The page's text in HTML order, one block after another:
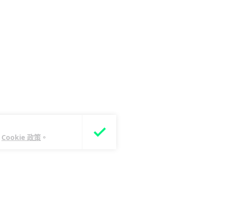
Cookie 政策 。